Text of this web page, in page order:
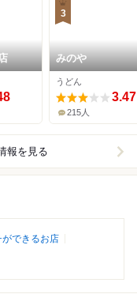
3
みのや
うどん
3.47
215人
報を見る
できるお店